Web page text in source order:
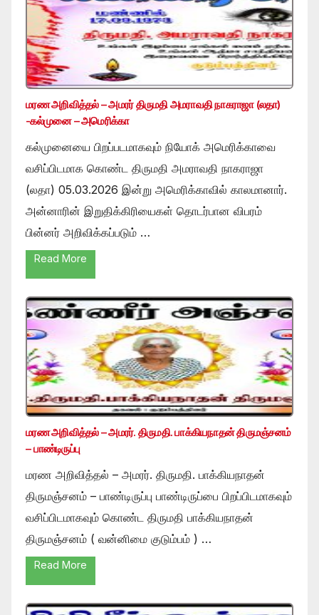
மரண அறிவித்தல் – அமரர் திருமதி அமராவதி நாகராஜா (லதா)
-கல்முனை – அமெரிக்கா
கல்முனையை பிறப்படமாகவும் நியோக் அமெரிக்காவை
வசிப்பிடமாக கொண்ட திருமதி அமராவதி நாகராஜா
(லதா) 05.03.2026 இன்று அமெரிக்காவில் காலமானார்.
அன்னாரின் இறுதிக்கிரியைகள் தொடர்பான விபரம்
பின்னர் அறிவிக்கப்படும் …
Read More
மரண அறிவித்தல் – அமரர். திருமதி. பாக்கியநாதன் திருமஞ்சனம்
– பாண்டிருப்பு
மரண அறிவித்தல் – அமரர். திருமதி. பாக்கியநாதன்
திருமஞ்சனம் – பாண்டிருப்பு பாண்டிருப்பை பிறப்பிடமாகவும்
வசிப்பிடமாகவும் கொண்ட திருமதி பாக்கியநாதன்
திருமஞ்சனம் ( வன்னிமை குடும்பம் ) …
Read More